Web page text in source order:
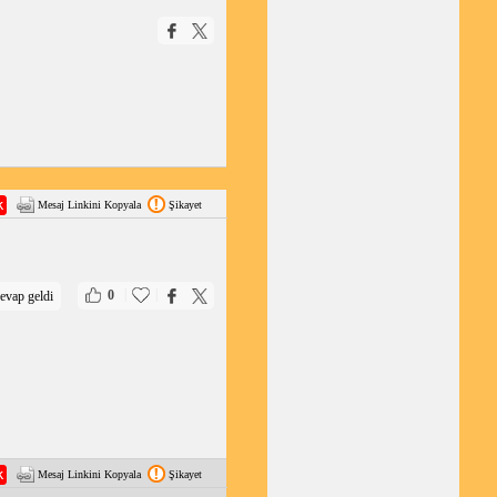
Mesaj Linkini Kopyala Şikayet
0
geldi
Mesaj Linkini Kopyala Şikayet